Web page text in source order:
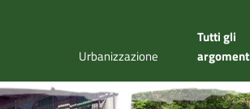
Urbanizzazione
Tutti gli